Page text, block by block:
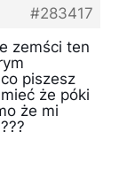
#283417
zemści ten
piszesz
że póki
że mi